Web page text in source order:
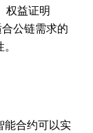
权益证明
公链需求的
能合约可以实